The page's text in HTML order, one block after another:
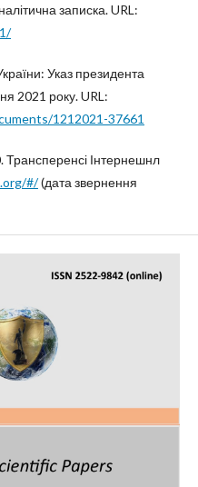
записка. URL:
Указ президента
2021 року. URL:
1212021-37661
Трансперенсі Інтернешнл
#/(дата звернення